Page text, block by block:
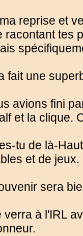
reprise et
racontant tes
fait une
avions fini
et la clique.
tu de là-
et de jeux.
sera
verra à l'IRL